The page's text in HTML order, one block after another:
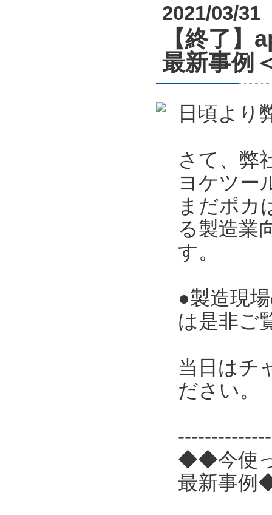
2021/03/31
【終了
最新事例
日頃より
さて、弊
ヨケツー
まだポカ
る製造業
す。
●製造現
は是非ご
当日はチ
ださい。
◆◆今使っ
最新事